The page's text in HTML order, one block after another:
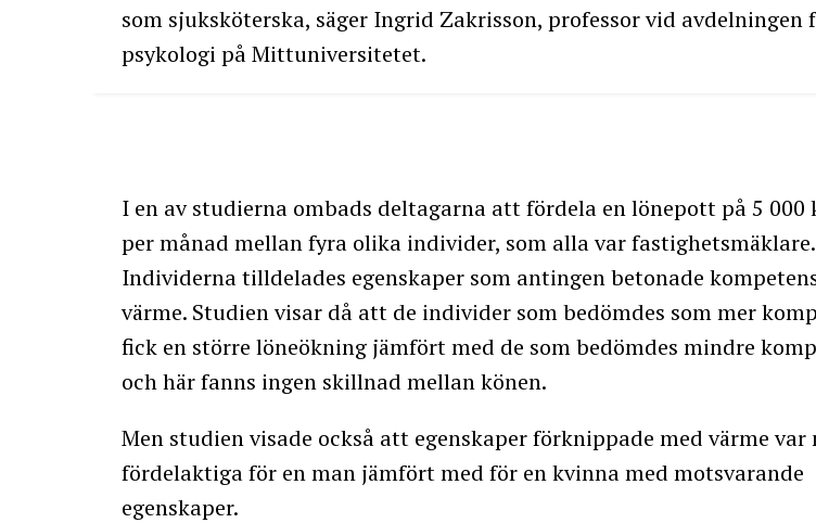
som sjuksköterska, säger Ingrid Zakrisson, professor vid avdelningen
psykologi på Mittuniversitetet.
I en av studierna ombads deltagarna att fördela en lönepott på 5 000
per månad mellan fyra olika individer, som alla var fastighetsmäklare.
Individerna tilldelades egenskaper som antingen betonade
värme. Studien visar då att de individer som bedömdes som mer
fick en större löneökning jämfört med de som bedömdes mindre
och här fanns ingen skillnad mellan könen.
Men studien visade också att egenskaper förknippade med värme var
fördelaktiga för en man jämfört med för en kvinna med motsvarande
egenskaper.